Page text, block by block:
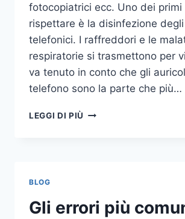
fotocopiatrici ecc. Uno dei primi
rispettare è la disinfezione
telefonici. I raffreddori e le
respiratorie si trasmettono per
va tenuto in conto che gli
telefono sono la parte che più…
LEGGI DI PIÙ UN
PULIZIA
DELLE
BLOG
Gli errori più